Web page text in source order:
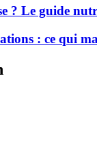
? Le guide
: ce qui